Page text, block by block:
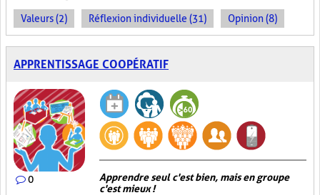
Valeurs (2) Réflexion individuelle (31) Opinion (8)
APPRENTISSAGE COOPÉRATIF
0
Apprendre seul c'est bien, mais en groupe
c'est mieux !